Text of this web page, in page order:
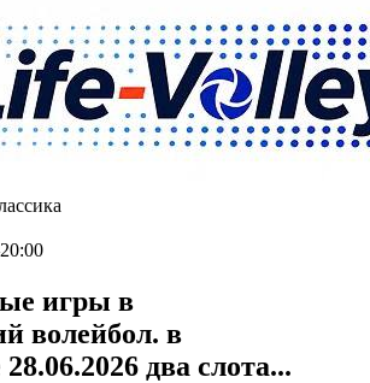
игры в
волейбол. в
два слота...